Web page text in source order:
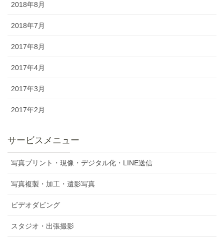
2018年8月
2018年7月
2017年8月
2017年4月
2017年3月
2017年2月
サービスメニュー
写真プリント・現像・デジタル化・LINE送信
写真複製・加工・遺影写真
ビデオダビング
スタジオ・出張撮影